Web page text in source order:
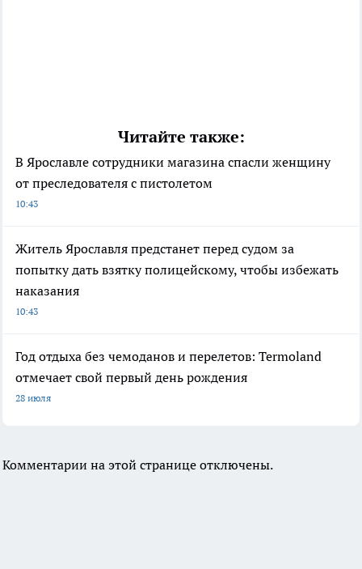
Читайте также:
В Ярославле сотрудники магазина спасли женщину
от преследователя с пистолетом
10:43
Житель Ярославля предстанет перед судом за
попытку дать взятку полицейскому, чтобы избежать
наказания
10:43
Год отдыха без чемоданов и перелетов: Termoland
отмечает свой первый день рождения
28 июля
Комментарии на этой странице отключены.